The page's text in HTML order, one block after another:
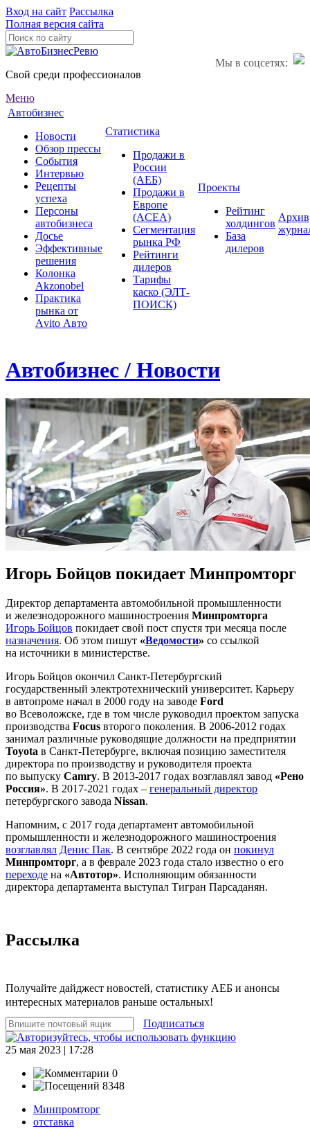
Вход на сайт Рассылка
Полная версия сайта
Мы в соцсетях:
Свой среди профессионалов
Меню
Автобизнес
Новости
Обзор прессы
События
Интервью
Рецепты
успеха
Персоны
автобизнеса
Досье
Эффективные
решения
Колонка
Akzonobel
Практика
рынка от
Аvito Авто
Статистика
Продажи в
России
(АЕБ)
Продажи в
Европе
(ACEA)
Сегментация
рынка РФ
Рейтинги
дилеров
Тарифы
каско (ЭЛТ-
ПОИСК)
Проекты
Рейтинг
холдингов
База
дилеров
Архив
Автобизнес / Новости
Игорь Бойцов покидает Минпромторг
Директор департамента автомобильной промышленности
и железнодорожного машиностроения Минпромторга
Игорь Бойцов покидает свой пост спустя три месяца после
назначения. Об этом пишут «Ведомости» со ссылкой
на источники в министерстве.
Игорь Бойцов окончил Санкт-Петербургский
государственный электротехнический университет. Карьеру
в автопроме начал в 2000 году на заводе Ford
во Всеволожске, где в том числе руководил проектом запуска
производства Focus второго поколения. В 2006-2012 годах
занимал различные руководящие должности на предприятии
Toyota в Санкт-Петербурге, включая позицию заместителя
директора по производству и руководителя проекта
по выпуску Camry. В 2013-2017 годах возглавлял завод «Рено
Россия». В 2017-2021 годах – генеральный директор
петербургского завода Nissan.
Напомним, с 2017 года департамент автомобильной
промышленности и железнодорожного машиностроения
возглавлял Денис Пак. В сентябре 2022 года он покинул
Минпромторг, а в феврале 2023 года стало известно о его
переходе на «Автотор». Исполняющим обязанности
директора департамента выступал Тигран Парсаданян.
Рассылка
Получайте дайджест новостей, статистику АЕБ и анонсы
интересных материалов раньше остальных!
Подписаться
25 мая 2023 | 17:28
0
8348
Минпромторг
отставка